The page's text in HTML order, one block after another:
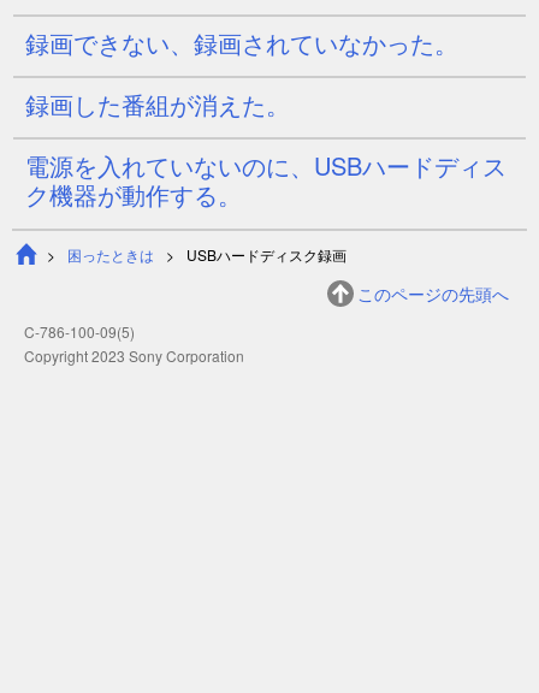
録画できない、録画されていなかった。
録画した番組が消えた。
電源を入れていないのに、USBハードディス
ク機器が動作する。
困ったときは USBハードディスク録画
このページの先頭へ
C-786-100-09(5)
Copyright 2023 Sony Corporation